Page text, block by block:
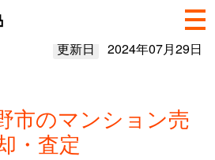
更新日 2024年07月29日
市のマンション売
・査定